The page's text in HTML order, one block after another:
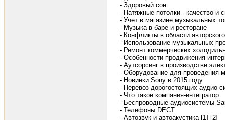
- Здоровый сон
- Натяжные потолки - качество и
- Учет в магазине музыкальных
- Музыка в баре и ресторане
- Конфликты в области
- Использование музыкальных
- Ремонт коммерческих
- Особенности продвижения
- Аутсорсинг в производстве
- Оборудование для проведения
- Новинки Sony в 2015 году
- Перевоз дорогостоящих аудио
- Что такое компания-интегратор
- Беспроводные аудиосистемы
- Телефоны DECT
- Автозвук и автоакустика [1] [2]